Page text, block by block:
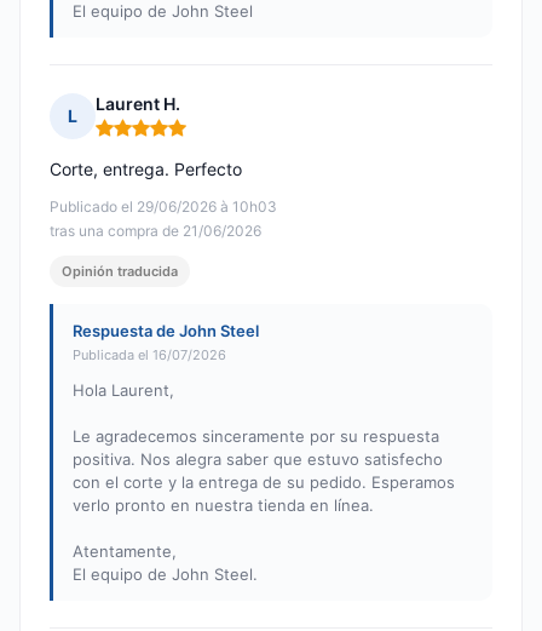
El equipo de John Steel
L
Laurent H.
Nota: 5 de 5
Publicado el 29/06/2026 à 10h03
tras una compra de 21/06/2026
Corte, entrega. Perfecto
Opinión traducida
Respuesta de John Steel
Publicada el 16/07/2026
Hola Laurent,
Le agradecemos sinceramente por su respuesta
positiva. Nos alegra saber que estuvo satisfecho
con el corte y la entrega de su pedido. Esperamos
verlo pronto en nuestra tienda en línea.
Atentamente,
El equipo de John Steel.